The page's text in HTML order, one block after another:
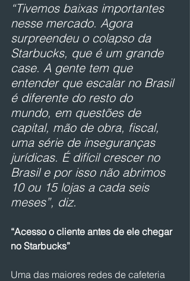
“Tivemos baixas importantes
nesse mercado. Agora
surpreendeu o colapso da
Starbucks, que é um grande
case. A gente tem que
entender que escalar no Brasil
é diferente do resto do
mundo, em questões de
capital, mão de obra, fiscal,
uma série de inseguranças
jurídicas. É difícil crescer no
Brasil e por isso não abrimos
10 ou 15 lojas a cada seis
meses”, diz.
“Acesso o cliente antes de ele chegar
no Starbucks”
Uma das maiores redes de cafeteria